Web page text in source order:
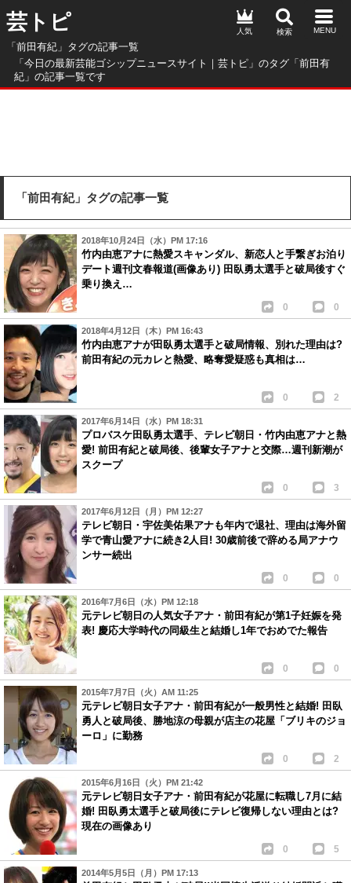
芸トピ
「前田有紀」タグの記事一覧
「今日の最新芸能ゴシップニュースサイト｜芸トピ」のタグ「前田有
紀」の記事一覧です
人気
「前田有紀」タグの記事一覧
2018年10月24日（水）PM 17:16
竹内由恵アナに熱愛スキャンダル、新恋人と手繋ぎお泊り
デート週刊文春報道(画像あり) 田臥勇太選手と破局後すぐ
乗り換え…
0 0
2018年4月12日（木）PM 16:43
竹内由恵アナが田臥勇太選手と破局情報、別れた理由は?
前田有紀の元カレと熱愛、略奪愛疑惑も真相は…
0 2
2017年6月14日（水）PM 18:31
プロバスケ田臥勇太選手、テレビ朝日・竹内由恵アナと熱
愛! 前田有紀と破局後、後輩女子アナと交際…週刊新潮が
スクープ
0 3
2017年6月12日（月）PM 12:27
テレビ朝日・宇佐美佑果アナも年内で退社、理由は海外留
学で青山愛アナに続き2人目! 30歳前後で辞める局アナウ
ンサー続出
0 0
2016年7月6日（水）PM 12:18
元テレビ朝日の人気女子アナ・前田有紀が第1子妊娠を発
表! 慶応大学時代の同級生と結婚し1年でおめでた報告
0 0
2015年7月7日（火）AM 11:25
元テレビ朝日女子アナ・前田有紀が一般男性と結婚! 田臥
勇人と破局後、勝地涼の母親が店主の花屋「ブリキのジョ
ーロ」に勤務
0 2
2015年6月16日（火）PM 21:42
元テレビ朝日女子アナ・前田有紀が花屋に転職し7月に結
婚! 田臥勇太選手と破局後にテレビ復帰しない理由とは?
現在の画像あり
0 5
2014年5月5日（月）PM 17:13